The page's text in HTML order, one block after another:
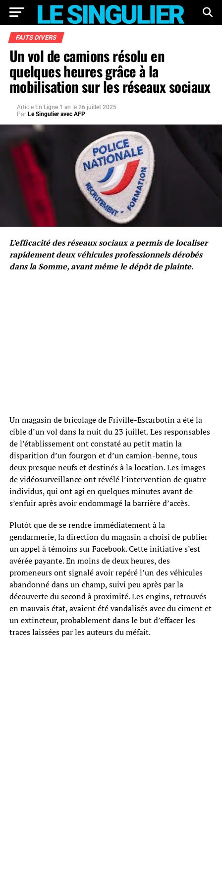
FAITS DIVERS
Un vol de camions résolu en
quelques heures grâce à la
mobilisation sur les réseaux sociaux
Article En Ligne 1 an le 26 juillet 2025
Par Le Singulier avec AFP
L’efficacité des réseaux sociaux a permis de localiser
rapidement deux véhicules professionnels dérobés
dans la Somme, avant même le dépôt de plainte.
Un magasin de bricolage de Friville-Escarbotin a été la
cible d’un vol dans la nuit du 23 juillet. Les responsables
de l’établissement ont constaté au petit matin la
disparition d’un fourgon et d’un camion-benne, tous
deux presque neufs et destinés à la location. Les images
de vidéosurveillance ont révélé l’intervention de quatre
individus, qui ont agi en quelques minutes avant de
s’enfuir après avoir endommagé la barrière d’accès.
Plutôt que de se rendre immédiatement à la
gendarmerie, la direction du magasin a choisi de publier
un appel à témoins sur Facebook. Cette initiative s’est
avérée payante. En moins de deux heures, des
promeneurs ont signalé avoir repéré l’un des véhicules
abandonné dans un champ, suivi peu après par la
découverte du second à proximité. Les engins, retrouvés
en mauvais état, avaient été vandalisés avec du ciment et
un extincteur, probablement dans le but d’effacer les
traces laissées par les auteurs du méfait.